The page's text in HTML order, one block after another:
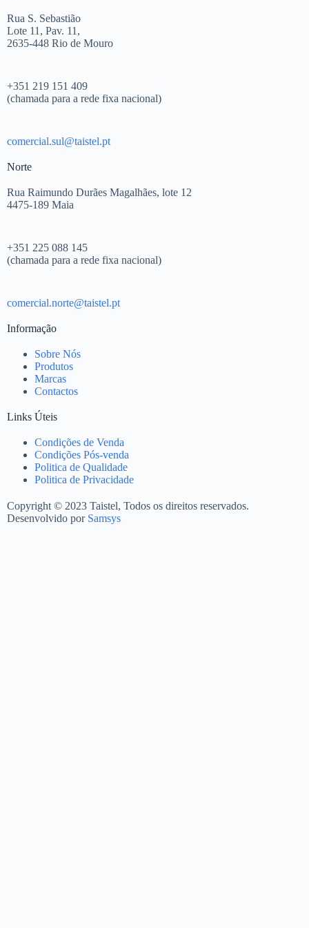
Rua S. Sebastião
Lote 11, Pav. 11,
2635-448 Rio de Mouro
+351 219 151 409
(chamada para a rede fixa nacional)
comercial.sul@taistel.pt
Norte
Rua Raimundo Durães Magalhães, lote 12
4475-189 Maia
+351 225 088 145
(chamada para a rede fixa nacional)
comercial.norte@taistel.pt
Informação
Sobre Nós
Produtos
Marcas
Contactos
Links Úteis
Condições de Venda
Condições Pós-venda
Politica de Qualidade
Politica de Privacidade
Copyright © 2023 Taistel, Todos os direitos reservados.
Desenvolvido por Samsys